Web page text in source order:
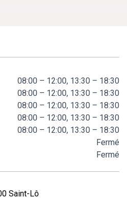
08:00 – 12:00, 13:30 – 18:30
08:00 – 12:00, 13:30 – 18:30
08:00 – 12:00, 13:30 – 18:30
08:00 – 12:00, 13:30 – 18:30
08:00 – 12:00, 13:30 – 18:30
Fermé
Fermé
Saint-Lô